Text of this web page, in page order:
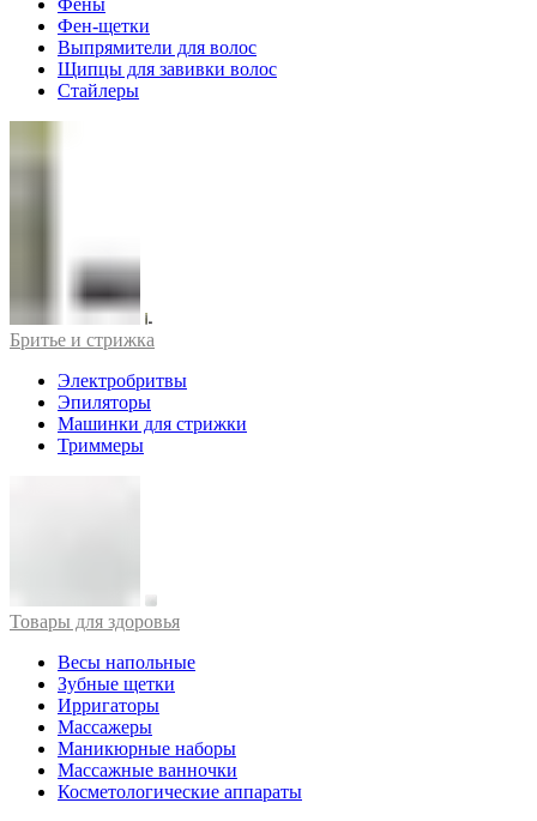
Фен-щетки
Выпрямители для волос
Щипцы для завивки волос
Стайлеры
Бритье и стрижка
Электробритвы
Эпиляторы
Машинки для стрижки
Триммеры
Товары для здоровья
Весы напольные
Зубные щетки
Ирригаторы
Массажеры
Маникюрные наборы
Массажные ванночки
Косметологические аппараты